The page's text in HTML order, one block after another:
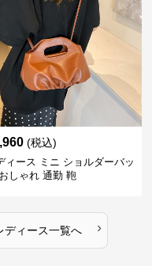
(税込)
ィース ミニ ショルダーバッ
しゃれ 通勤 鞄
ディース一覧へ ›